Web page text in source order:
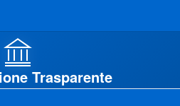
Trasparente